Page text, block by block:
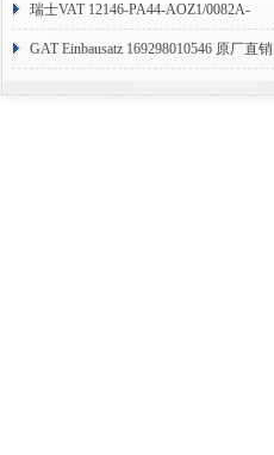
目表）
瑞士VAT 12146-PA44-AOZ1/0082A-
1173938
GAT Einbausatz 169298010546 原厂直销